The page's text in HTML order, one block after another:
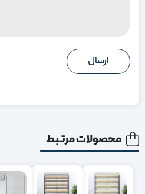
محصولات مرتبط